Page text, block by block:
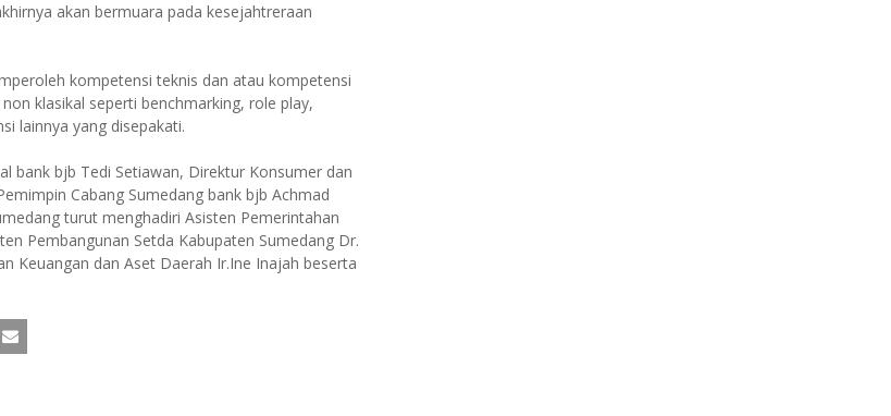
akan bermuara pada kesejahtreraan
kompetensi teknis dan atau kompetensi
klasikal seperti benchmarking, role play,
lainnya yang disepakati.
bank bjb Tedi Setiawan, Direktur Konsumer dan
Cabang Sumedang bank bjb Achmad
turut menghadiri Asisten Pemerintahan
Pembangunan Setda Kabupaten Sumedang Dr.
Keuangan dan Aset Daerah Ir.Ine Inajah beserta